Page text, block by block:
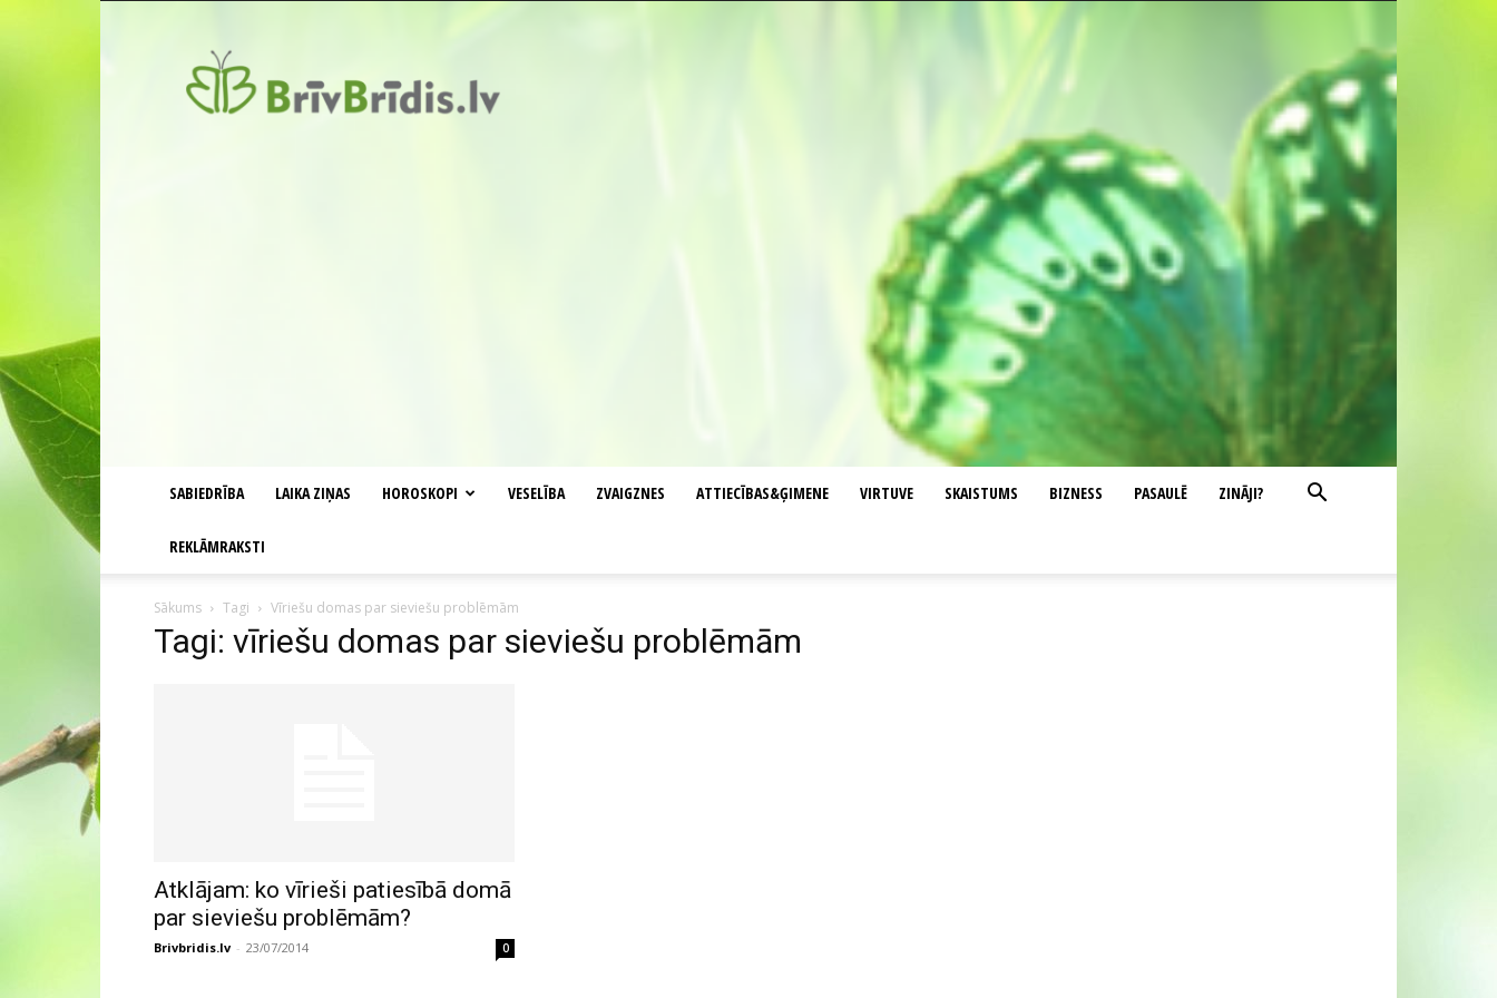
SABIEDRĪBA LAIKA ZIŅAS HOROSKOPI VESELĪBA ZVAIGZNES ATTIECĪBAS&ĢIMENE VIRTUVE SKAISTUMS BIZNESS PASAULĒ ZINĀJI?
REKLĀMRAKSTI
Sākums Tagi Vīriešu domas par sieviešu problēmām
Tagi: vīriešu domas par sieviešu problēmām
Atklājam: ko vīrieši patiesībā domā
par sieviešu problēmām?
Brivbridis.lv - 23/07/2014 0